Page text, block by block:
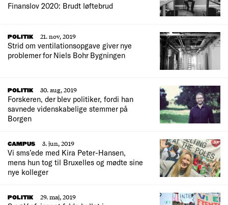
Finanslov 2020: Brudt løftebrud
POLITIK
21. nov, 2019
Strid om ventilationsopgave giver nye
problemer for Niels Bohr Bygningen
POLITIK
30. aug, 2019
Forskeren, der blev politiker, fordi han
savnede videnskabelige stemmer på
Borgen
CAMPUS
3. jun, 2019
Vi sms’ede med Kira Peter-Hansen,
mens hun tog til Bruxelles og mødte sine
nye kolleger
POLITIK
29. maj, 2019